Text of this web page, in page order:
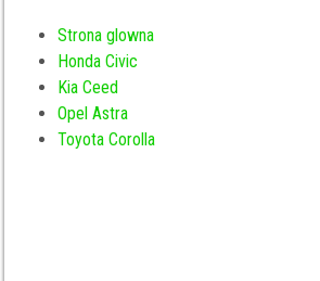
Strona glowna
Honda Civic
Kia Ceed
Opel Astra
Toyota Corolla